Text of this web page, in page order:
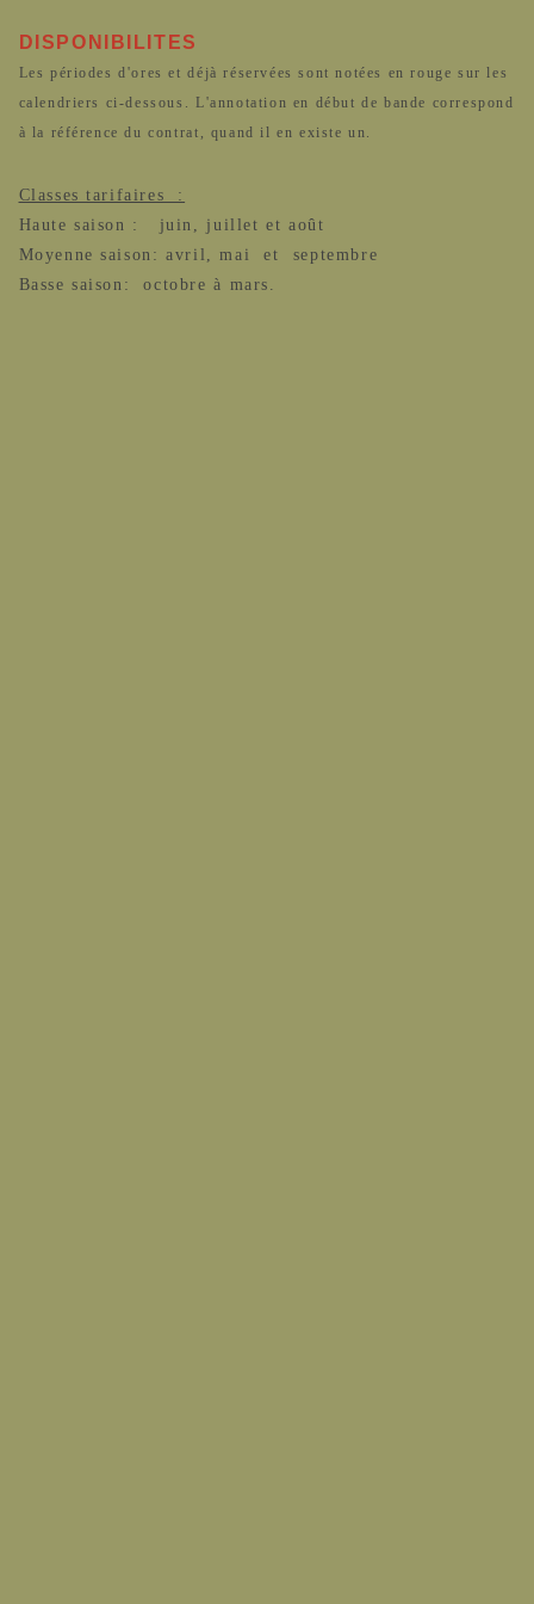
DISPONIBILITES
Les périodes d'ores et déjà réservées sont notées en rouge sur les
calendriers ci-dessous. L'annotation en début de bande correspond
à la référence du contrat, quand il en existe un.
Classes tarifaires :
Haute saison : juin, juillet et août
Moyenne saison: avril, mai et septembre
Basse saison: octobre à mars.